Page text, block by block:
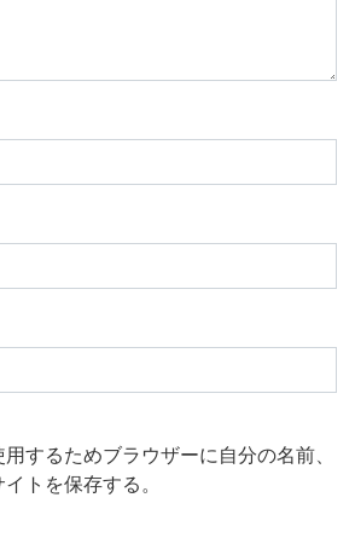
するためブラウザーに自分の名前、
トを保存する。